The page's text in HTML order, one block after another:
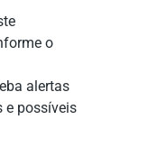
o
alertas
e possíveis